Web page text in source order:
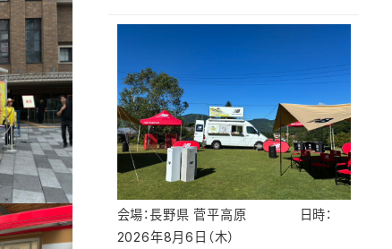
会場：長野県 菅平高原 日時：
2026年8月6日（木）